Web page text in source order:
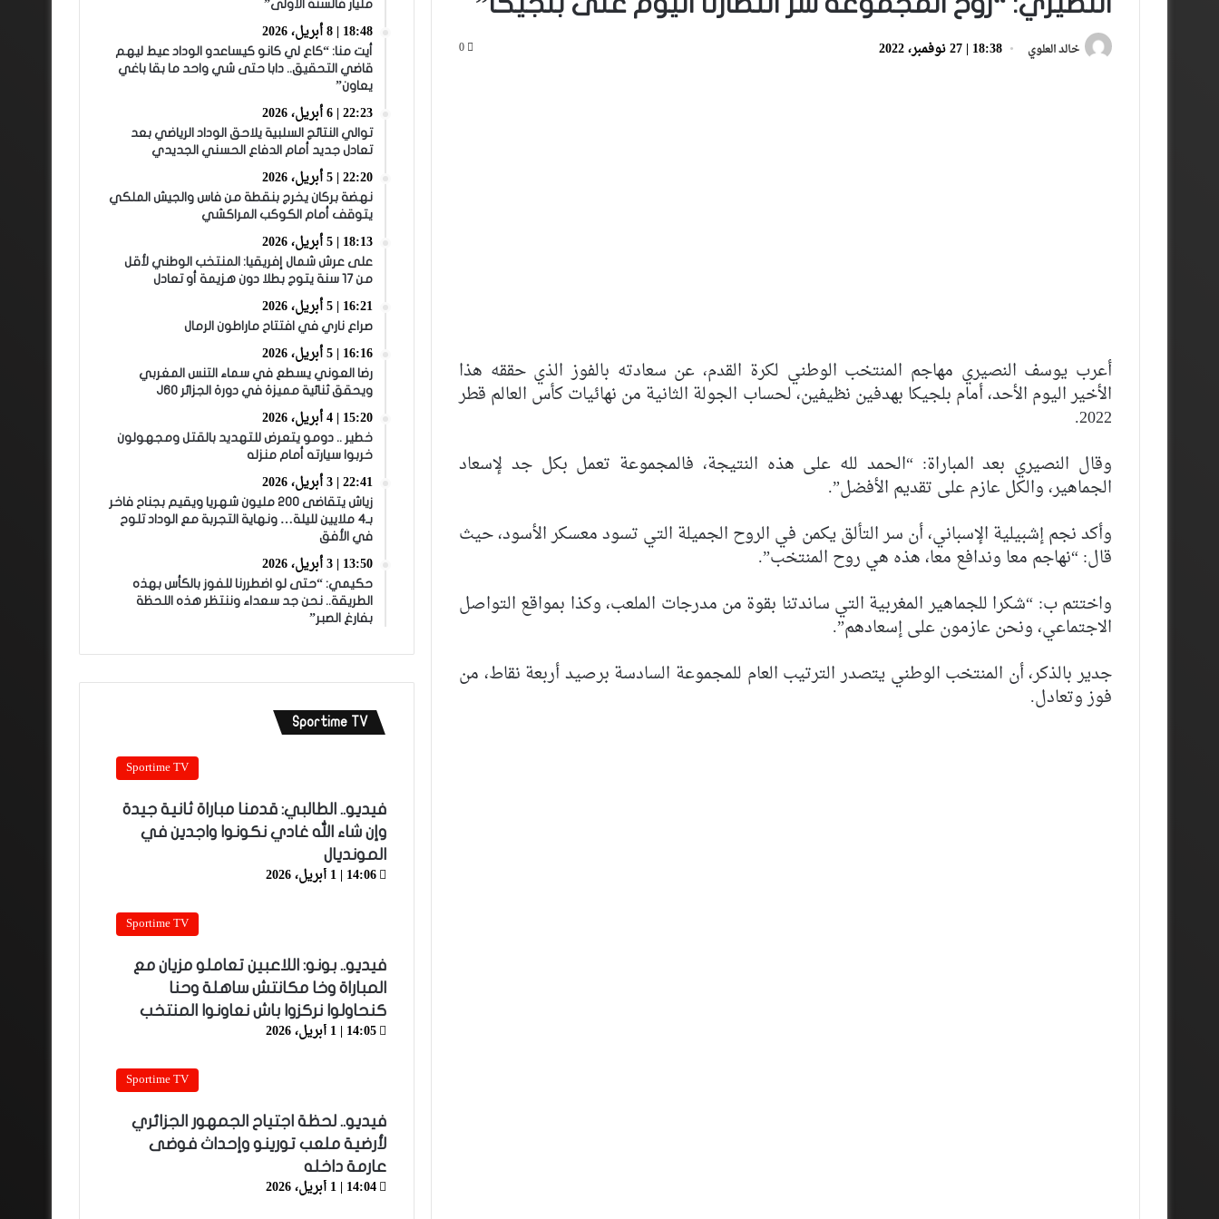
خالد العلوي 18:38 | 27 نوفمبر، 2022 0
أعرب يوسف النصيري مهاجم المنتخب الوطني لكرة القدم، عن سعادته بالفوز الذي حققه هذا
الأخير اليوم الأحد، أمام بلجيكا بهدفين نظيفين، لحساب الجولة الثانية من نهائيات كأس العالم قطر
2022.
وقال النصيري بعد المباراة: “الحمد لله على هذه النتيجة، فالمجموعة تعمل بكل جد لإسعاد
الجماهير، والكل عازم على تقديم الأفضل”.
وأكد نجم إشبيلية الإسباني، أن سر التألق يكمن في الروح الجميلة التي تسود معسكر الأسود، حيث
قال: “نهاجم معا وندافع معا، هذه هي روح المنتخب”.
واختتم ب: “شكرا للجماهير المغربية التي ساندتنا بقوة من مدرجات الملعب، وكذا بمواقع التواصل
الاجتماعي، ونحن عازمون على إسعادهم”.
جدير بالذكر، أن المنتخب الوطني يتصدر الترتيب العام للمجموعة السادسة برصيد أربعة نقاط، من
فوز وتعادل.
مليار فالسنة الأولى”
18:48 | 8 أبريل، 2026
أيت منا: “كاع لي كانو كيساعدو الوداد عيط ليهم
قاضي التحقيق.. دابا حتى شي واحد ما بقا باغي
يعاون”
22:23 | 6 أبريل، 2026
توالي النتائج السلبية يلاحق الوداد الرياضي بعد
تعادل جديد أمام الدفاع الحسني الجديدي
22:20 | 5 أبريل، 2026
نهضة بركان يخرج بنقطة من فاس والجيش الملكي
يتوقف أمام الكوكب المراكشي
18:13 | 5 أبريل، 2026
على عرش شمال إفريقيا: المنتخب الوطني لأقل
من 17 سنة يتوج بطلا دون هزيمة أو تعادل
16:21 | 5 أبريل، 2026
صراع ناري في افتتاح ماراطون الرمال
16:16 | 5 أبريل، 2026
رضا العوني يسطع في سماء التنس المغربي
ويحقق ثنائية مميزة في دورة الجزائر J60
15:20 | 4 أبريل، 2026
خطير .. دومو يتعرض للتهديد بالقتل ومجهولون
خربوا سيارته أمام منزله
22:41 | 3 أبريل، 2026
زياش يتقاضى 200 مليون شهريا ويقيم بجناح فاخر
بـ4 ملايين لليلة… ونهاية التجربة مع الوداد تلوح
في الأفق
13:50 | 3 أبريل، 2026
حكيمي: “حتى لو اضطررنا للفوز بالكأس بهذه
الطريقة.. نحن جد سعداء وننتظر هذه اللحظة
بفارغ الصبر”
Sportime TV
Sportime TV
فيديو.. الطالبي: قدمنا مباراة ثانية جيدة
وإن شاء الله غادي نكونوا واجدين في
المونديال
14:06 | 1 أبريل، 2026
Sportime TV
فيديو.. بونو: اللاعبين تعاملو مزيان مع
المباراة وخا مكانتش ساهلة وحنا
كنحاولوا نركزوا باش نعاونوا المنتخب
14:05 | 1 أبريل، 2026
Sportime TV
فيديو.. لحظة اجتياح الجمهور الجزائري
لأرضية ملعب تورينو وإحداث فوضى
عارمة داخله
14:04 | 1 أبريل، 2026